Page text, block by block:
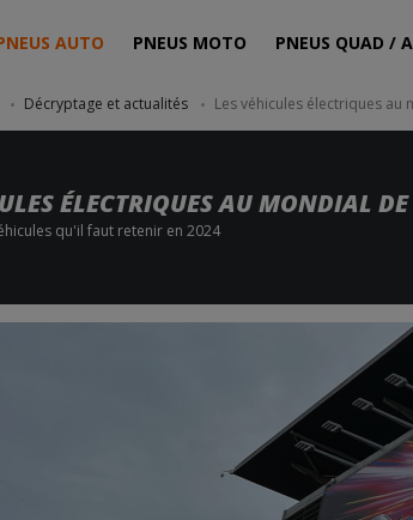
AUTO PNEUS MOTO PNEUS QUAD /
Décryptage et actualités Les véhicules électriques au
ÉLECTRIQUES AU MONDIAL
qu'il faut retenir en 2024